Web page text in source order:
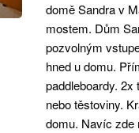
domě Sandra v
mostem. Dům
pozvolným
hned u domu.
paddleboardy.
nebo těstoviny.
domu. Navíc zde